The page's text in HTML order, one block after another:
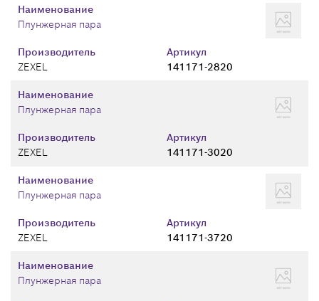
Производитель
ZEXEL
Артикул
141171-2820
Наименование
Плунжерная пара
Производитель
ZEXEL
Артикул
141171-3020
Наименование
Плунжерная пара
Производитель
ZEXEL
Артикул
141171-3720
Наименование
Плунжерная пара
Наименование
Плунжерная пара